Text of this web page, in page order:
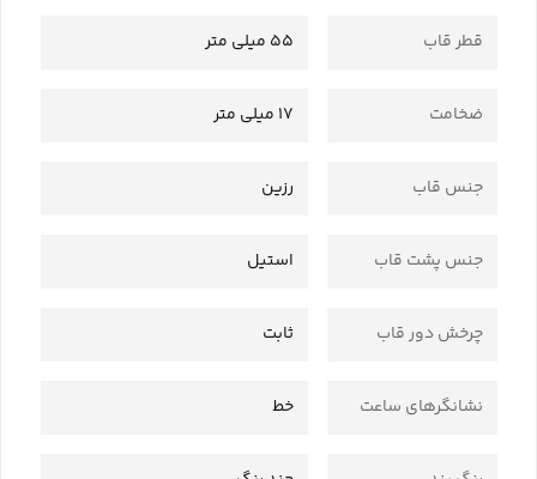
قطر قاب 55 میلی متر
ضخامت 17 میلی متر
جنس قاب رزین
جنس پشت قاب استیل
چرخش دور قاب ثابت
نشانگرهای ساعت خط